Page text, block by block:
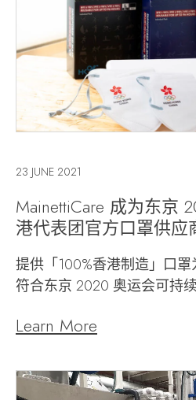
23 JUNE 2021
MainettiCare 成为东京
港代表团官方口罩供应
提供「100%香港制造」口
符合东京 2020 奥运会可持
Learn More